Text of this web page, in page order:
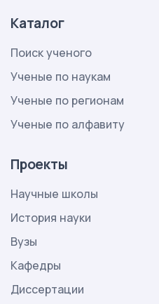
Каталог
Поиск ученого
Ученые по наукам
Ученые по регионам
Ученые по алфавиту
Проекты
Научные школы
История науки
Вузы
Кафедры
Диссертации